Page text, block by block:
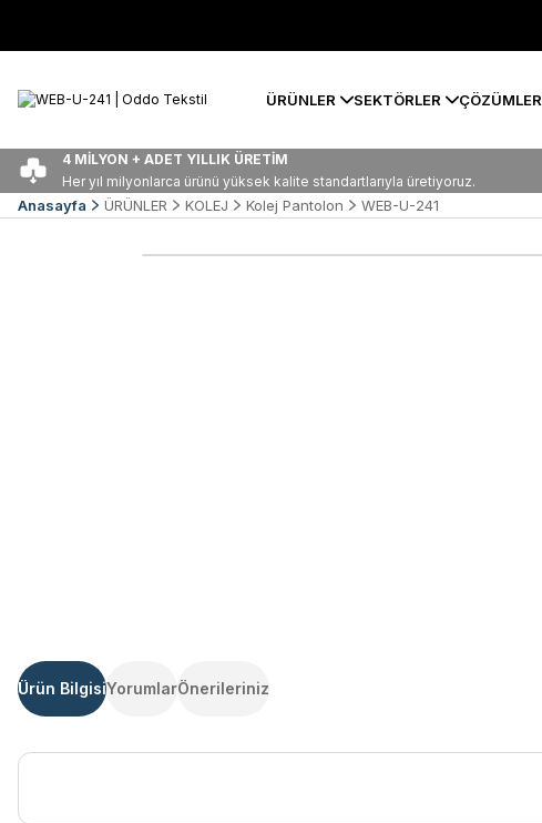
ÜRÜNLER SEKTÖRLER ÇÖZÜMLER
4 MİLYON + ADET YILLIK ÜRETİM
Her yıl milyonlarca ürünü yüksek kalite standartlarıyla üretiyoruz.
Anasayfa ÜRÜNLER KOLEJ Kolej Pantolon WEB-U-241
Ürün BilgisiYorumlarÖnerileriniz